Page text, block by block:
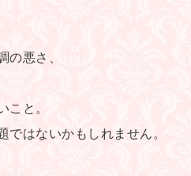
の悪さ、
こと。
ではないかもしれません。